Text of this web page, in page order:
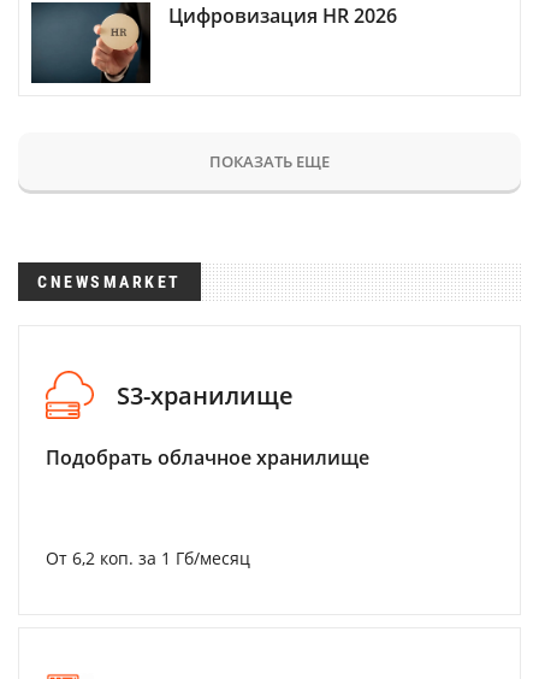
Цифровизация HR 2026
ПОКАЗАТЬ ЕЩЕ
CNEWSMARKET
S3-хранилище
Подобрать облачное хранилище
От 6,2 коп. за 1 Гб/месяц